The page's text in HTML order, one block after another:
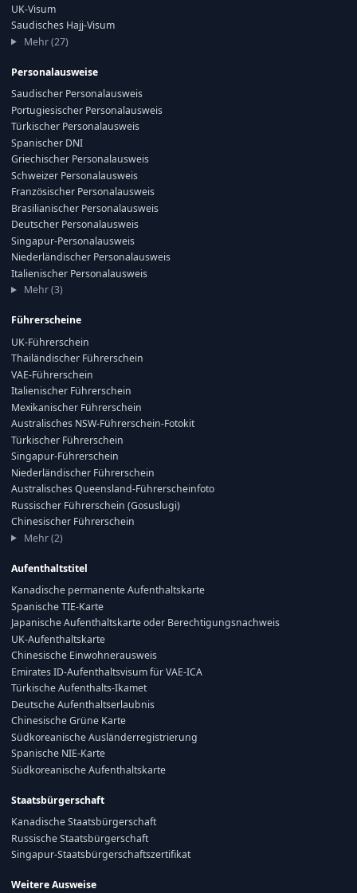
UK-Visum
Saudisches Hajj-Visum
Mehr (27)
Personalausweise
Saudischer Personalausweis
Portugiesischer Personalausweis
Türkischer Personalausweis
Spanischer DNI
Griechischer Personalausweis
Schweizer Personalausweis
Französischer Personalausweis
Brasilianischer Personalausweis
Deutscher Personalausweis
Singapur-Personalausweis
Niederländischer Personalausweis
Italienischer Personalausweis
Mehr (3)
Führerscheine
UK-Führerschein
Thailändischer Führerschein
VAE-Führerschein
Italienischer Führerschein
Mexikanischer Führerschein
Australisches NSW-Führerschein-Fotokit
Türkischer Führerschein
Singapur-Führerschein
Niederländischer Führerschein
Australisches Queensland-Führerscheinfoto
Russischer Führerschein (Gosuslugi)
Chinesischer Führerschein
Mehr (2)
Aufenthaltstitel
Kanadische permanente Aufenthaltskarte
Spanische TIE-Karte
Japanische Aufenthaltskarte oder Berechtigungsnachweis
UK-Aufenthaltskarte
Chinesische Einwohnerausweis
Emirates ID-Aufenthaltsvisum für VAE-ICA
Türkische Aufenthalts-Ikamet
Deutsche Aufenthaltserlaubnis
Chinesische Grüne Karte
Südkoreanische Ausländerregistrierung
Spanische NIE-Karte
Südkoreanische Aufenthaltskarte
Staatsbürgerschaft
Kanadische Staatsbürgerschaft
Russische Staatsbürgerschaft
Singapur-Staatsbürgerschaftszertifikat
Weitere Ausweise